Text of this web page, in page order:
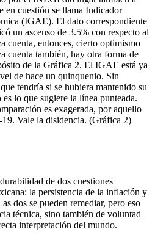
en cuestión se llama Indicador
(IGAE). El dato correspondiente
un ascenso de 3.5% con respecto al
cuenta, entonces, cierto optimismo
cuenta también, hay otra forma de
de la Gráfica 2. El IGAE está ya
de hace un quinquenio. Sin
tendría si se hubiera mantenido su
lo que sugiere la línea punteada.
es exagerada, por aquello
Vale la disidencia. (Gráfica 2)
de dos cuestiones
la persistencia de la inflación y
dos se pueden remediar, pero eso
técnica, sino también de voluntad
interpretación del mundo.